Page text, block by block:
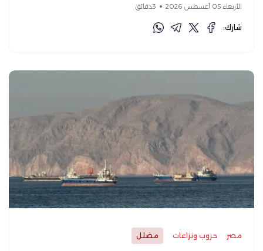
الأربعاء 05 أغسطس 2026 3دقائق
شارك:
مصر حروب ونزاعات مضلل